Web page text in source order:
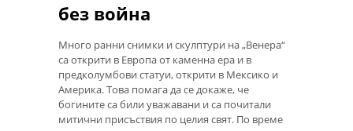
без война
Много ранни снимки и скулптури на „Венера“
са открити в Европа от каменна ера и в
предколумбови статуи, открити в Мексико и
Америка. Това помага да се докаже, че
богините са били уважавани и са почитали
митични присъствия по целия свят. По време